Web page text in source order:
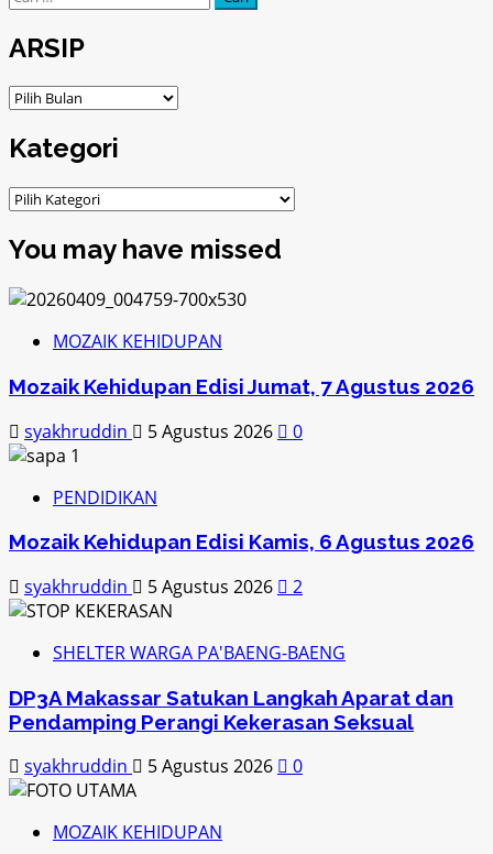
untuk:
ARSIP
ARSIP
Kategori
Kategori
You may have missed
MOZAIK KEHIDUPAN
Mozaik Kehidupan Edisi Jumat, 7 Agustus 2026
syakhruddin
5 Agustus 2026 0
PENDIDIKAN
Mozaik Kehidupan Edisi Kamis, 6 Agustus 2026
syakhruddin
5 Agustus 2026 2
SHELTER WARGA PA'BAENG-BAENG
DP3A Makassar Satukan Langkah Aparat dan
Pendamping Perangi Kekerasan Seksual
syakhruddin
5 Agustus 2026 0
MOZAIK KEHIDUPAN